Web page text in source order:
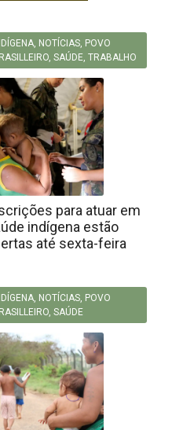
, NOTÍCIAS, POVO
, SAÚDE, TRABALHO
para atuar em
indígena estão
até sexta-feira
, NOTÍCIAS, POVO
, SAÚDE